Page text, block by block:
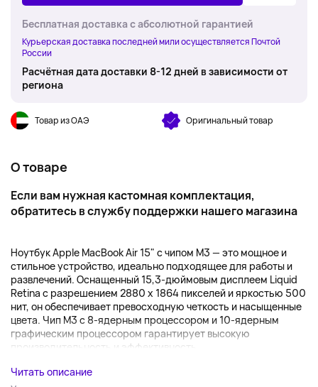
Бесплатная доставка с абсолютной гарантией
Курьерская доставка последней мили осуществляется Почтой
России
Расчётная дата доставки 8-12 дней в зависимости от
региона
Товар из ОАЭ Оригинальный товар
О товаре
Если вам нужная кастомная комплектация,
обратитесьв службу поддержки нашего магазина
Ноутбук Apple MacBook Air 15" с чипом M3 — это мощное и
стильное устройство, идеально подходящее для работы и
развлечений. Оснащенный 15,3-дюймовым дисплеем Liquid
Retina с разрешением 2880 x 1864 пикселей и яркостью 500
нит, он обеспечивает превосходную четкость и насыщенные
цвета. Чип M3 с 8-ядерным процессором и 10-ядерным
графическим процессором гарантирует высокую
производительность и эффективность,...
Читать описание